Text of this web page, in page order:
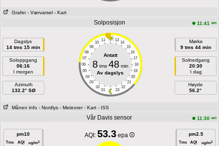
Grafer - Værvarsel - Kart
Solposisjon 11:41 am
Dagslys
14 tms 15 min
Soloppgang
06:16
I morgen
Azimuth
132.2° SØ
11 13
10
14
09
15
08
16
07
17
06
18
05
19
04
20
03
21
02
22
01 23
Antatt
8tms 48min
Av dagslys
Mørke
9 tms 44 min
Solnedgang
20:30
I dag
Høyde
56.2°
Månen info - Nordlys - Meteorer - Kart - ISS
Vår Davis sensor 11:30 am
pm10
Tms AQI ug/m3
AQI: 53.3 epa pm2.5
Tms AQI ug/m3